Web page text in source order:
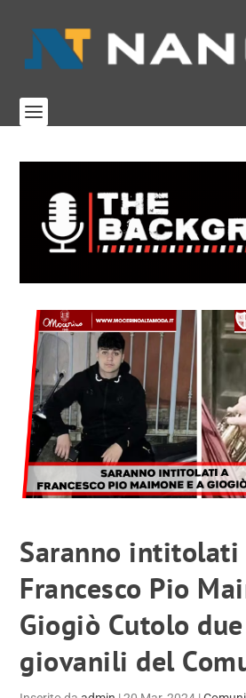
Saranno intitolati
Francesco Pio
Giogiò Cutolo
giovanili del